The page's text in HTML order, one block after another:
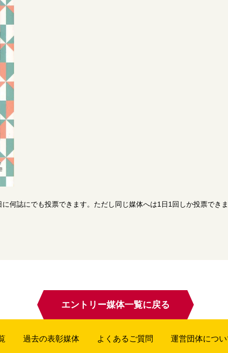
に何誌にでも投票できます。ただし同じ媒体へは1日1回しか投票でき
エントリー媒体一覧に戻る
過去の表彰媒体 よくあるご質問 運営団体につ